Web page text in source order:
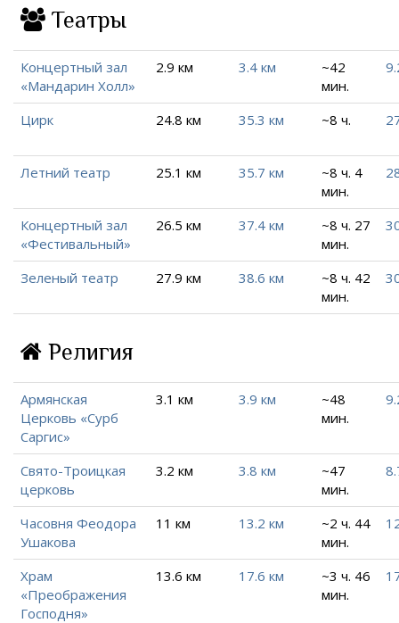
Театры
Концертный зал
«Мандарин Холл»
2.9 км 3.4 км
~42
мин.
Цирк 24.8 км 35.3 км ~8 ч.
Летний театр 25.1 км 35.7 км
~8 ч. 4
мин.
Концертный зал
«Фестивальный»
26.5 км 37.4 км
~8 ч. 27
мин.
Зеленый театр 27.9 км 38.6 км
~8 ч. 42
мин.
Религия
Армянская
Церковь «Сурб
Саргис»
3.1 км 3.9 км
~48
мин.
Свято-Троицкая
церковь
3.2 км 3.8 км
~47
мин.
Часовня Феодора
Ушакова
11 км 13.2 км
~2 ч. 44
мин.
Храм
«Преображения
Господня»
13.6 км 17.6 км
~3 ч. 46
мин.